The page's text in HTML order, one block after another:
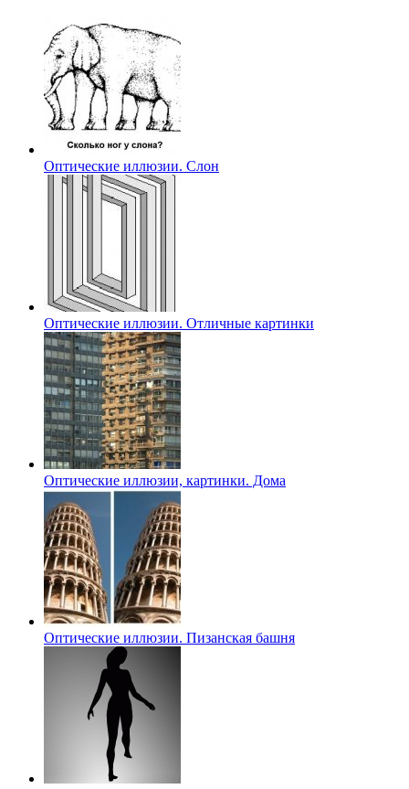
Оптические иллюзии. Слон
Оптические иллюзии. Отличные картинки
Оптические иллюзии, картинки. Дома
Оптические иллюзии. Пизанская башня